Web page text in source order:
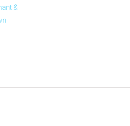
&